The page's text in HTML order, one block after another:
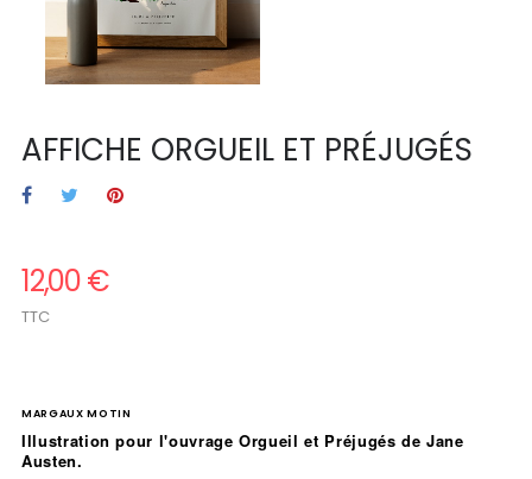
AFFICHE ORGUEIL ET PRÉJUGÉS
12,00 €
TTC
MARGAUX MOTIN
Illustration pour l'ouvrage Orgueil et Préjugés de Jane
Austen.